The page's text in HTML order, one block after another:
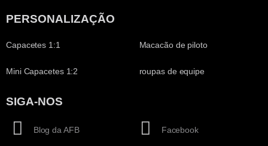
PERSONALIZAÇÃO
Capacetes 1:1
Mini Capacetes 1:2
Macacão de piloto
roupas de equipe
SIGA-NOS
Blog da AFB Facebook